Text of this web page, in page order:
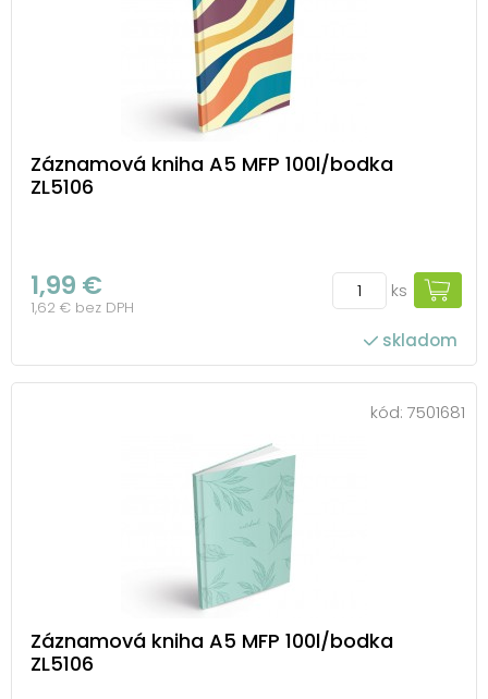
Záznamová kniha A5 MFP 100l/bodka
ZL5106
1,99 €
1,62 € bez DPH
ks
skladom
kód: 7501681
Záznamová kniha A5 MFP 100l/bodka
ZL5106